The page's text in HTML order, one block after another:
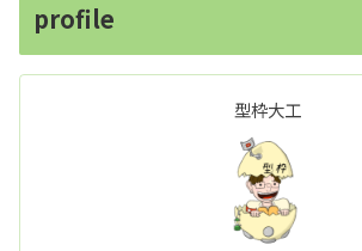
profile
型枠大工